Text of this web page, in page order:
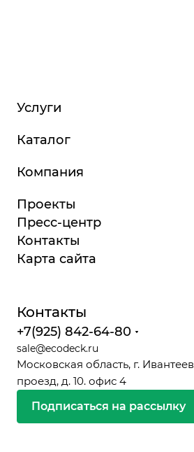
Услуги
Каталог
Компания
Проекты
Пресс-центр
Контакты
Карта сайта
Контакты
+7(925) 842-64-80
sale@ecodeck.ru
Московская область, г.
проезд, д. 10. офис 4
Подписаться на рассылку